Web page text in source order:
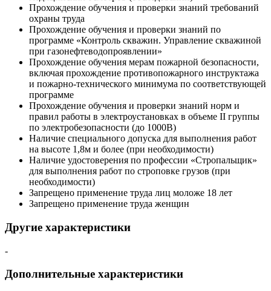
Прохождение обучения и проверки знаний требований
охраны труда
Прохождение обучения и проверки знаний по
программе «Контроль скважин. Управление скважиной
при газонефтеводопроявлении»
Прохождение обучения мерам пожарной безопасности,
включая прохождение противопожарного инструктажа
и пожарно-технического минимума по соответствующей
программе
Прохождение обучения и проверки знаний норм и
правил работы в электроустановках в объеме II группы
по электробезопасности (до 1000В)
Наличие специального допуска для выполнения работ
на высоте 1,8м и более (при необходимости)
Наличие удостоверения по профессии «Стропальщик»
для выполнения работ по строповке грузов (при
необходимости)
Запрещено применение труда лиц моложе 18 лет
Запрещено применение труда женщин
Другие характеристики
-
Дополнительные характеристики